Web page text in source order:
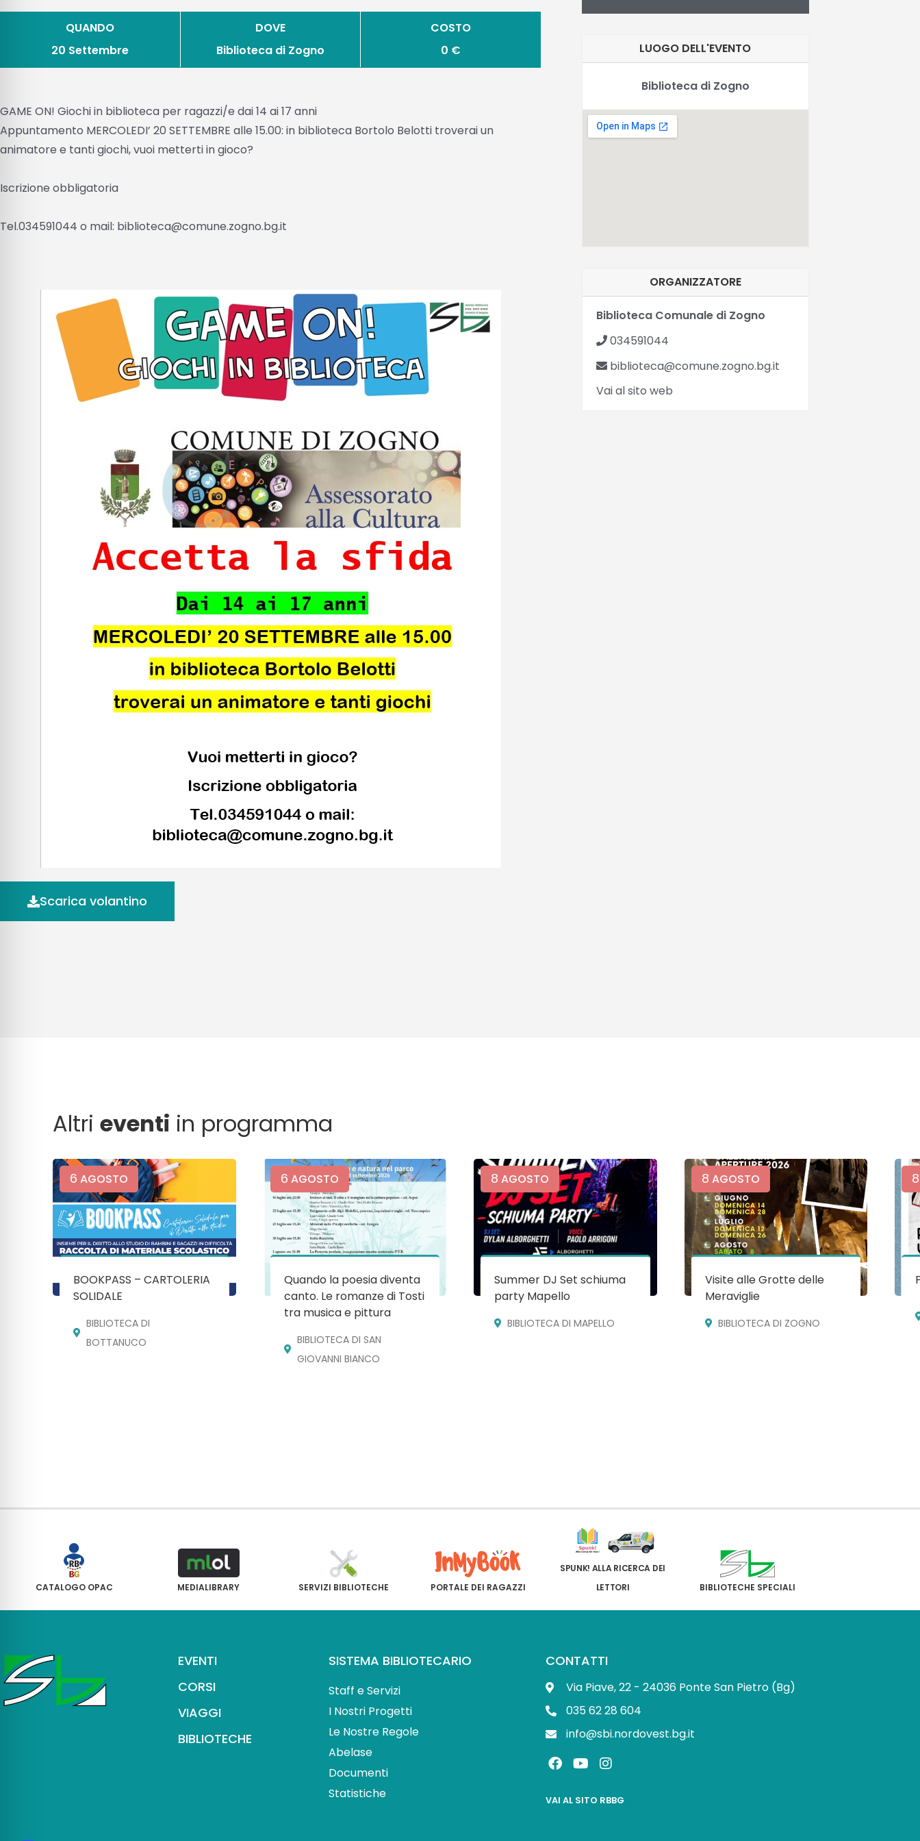
QUANDO
20 Settembre
DOVE
Biblioteca di Zogno
COSTO
0 €
GAME ON! Giochi in biblioteca per ragazzi/e dai 14 ai 17 anni
Appuntamento MERCOLEDI’ 20 SETTEMBRE alle 15.00: in biblioteca Bortolo Belotti troverai un
animatore e tanti giochi, vuoi metterti in gioco?
Iscrizione obbligatoria
Tel.034591044 o mail: biblioteca@comune.zogno.bg.it
Scarica volantino
LUOGO DELL'EVENTO
Biblioteca di Zogno
ORGANIZZATORE
Biblioteca Comunale di Zogno
034591044
biblioteca@comune.zogno.bg.it
Vai al sito web
Altrieventi in programma
6 AGOSTO
BOOKPASS – CARTOLERIA
SOLIDALE
BIBLIOTECA DI
BOTTANUCO
6 AGOSTO
Quando la poesia diventa
canto. Le romanze di Tosti
tra musica e pittura
BIBLIOTECA DI SAN
GIOVANNI BIANCO
8 AGOSTO
Summer DJ Set schiuma
party Mapello
BIBLIOTECA DI MAPELLO
8 AGOSTO
Visite alle Grotte delle
Meraviglie
BIBLIOTECA DI ZOGNO
8
CATALOGO OPAC MEDIALIBRARY SERVIZI BIBLIOTECHE PORTALE DEI RAGAZZI
SPUNK! ALLA RICERCA DEI
LETTORI
BIBLIOTECHE SPECIALI
EVENTI
CORSI
VIAGGI
BIBLIOTECHE
SISTEMA BIBLIOTECARIO
Staff e Servizi
I Nostri Progetti
Le Nostre Regole
Abelase
Documenti
Statistiche
CONTATTI
Via Piave, 22 - 24036 Ponte San Pietro (Bg)
035 62 28 604
info@sbi.nordovest.bg.it
F
a
e
Y
o
t
I
n
t
VAI AL SITO RBBG